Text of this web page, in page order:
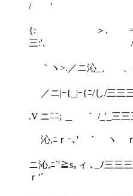
/ '
{: ＞. =
三:', /
／
｀ヽ>.／ニ沁
ﾌ
／ニ|ｰ{_|ｰ{ﾆ/し/
7ﾍ
.V ニﾆﾆ; ＿ ｀ /_'_
沁,ﾆｒｰ､' ｀ ヽ ｒｰ'
ニ沁,ﾆ`'≧s｡ィ ､_ﾉ三三
ｒ'´
＼